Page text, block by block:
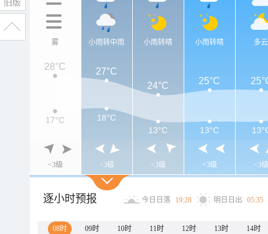
雾
<3级
小雨转中雨
<3级
小雨转晴
<3级
小雨转晴
<3级
多云
<3级
28°C
27°C
24°C
25°C
17°C 18°C
13°C 13°C
逐小时预报 今日日落 19:28 明日日出 05:35
08时 09时 10时 11时 12时 13时 14时